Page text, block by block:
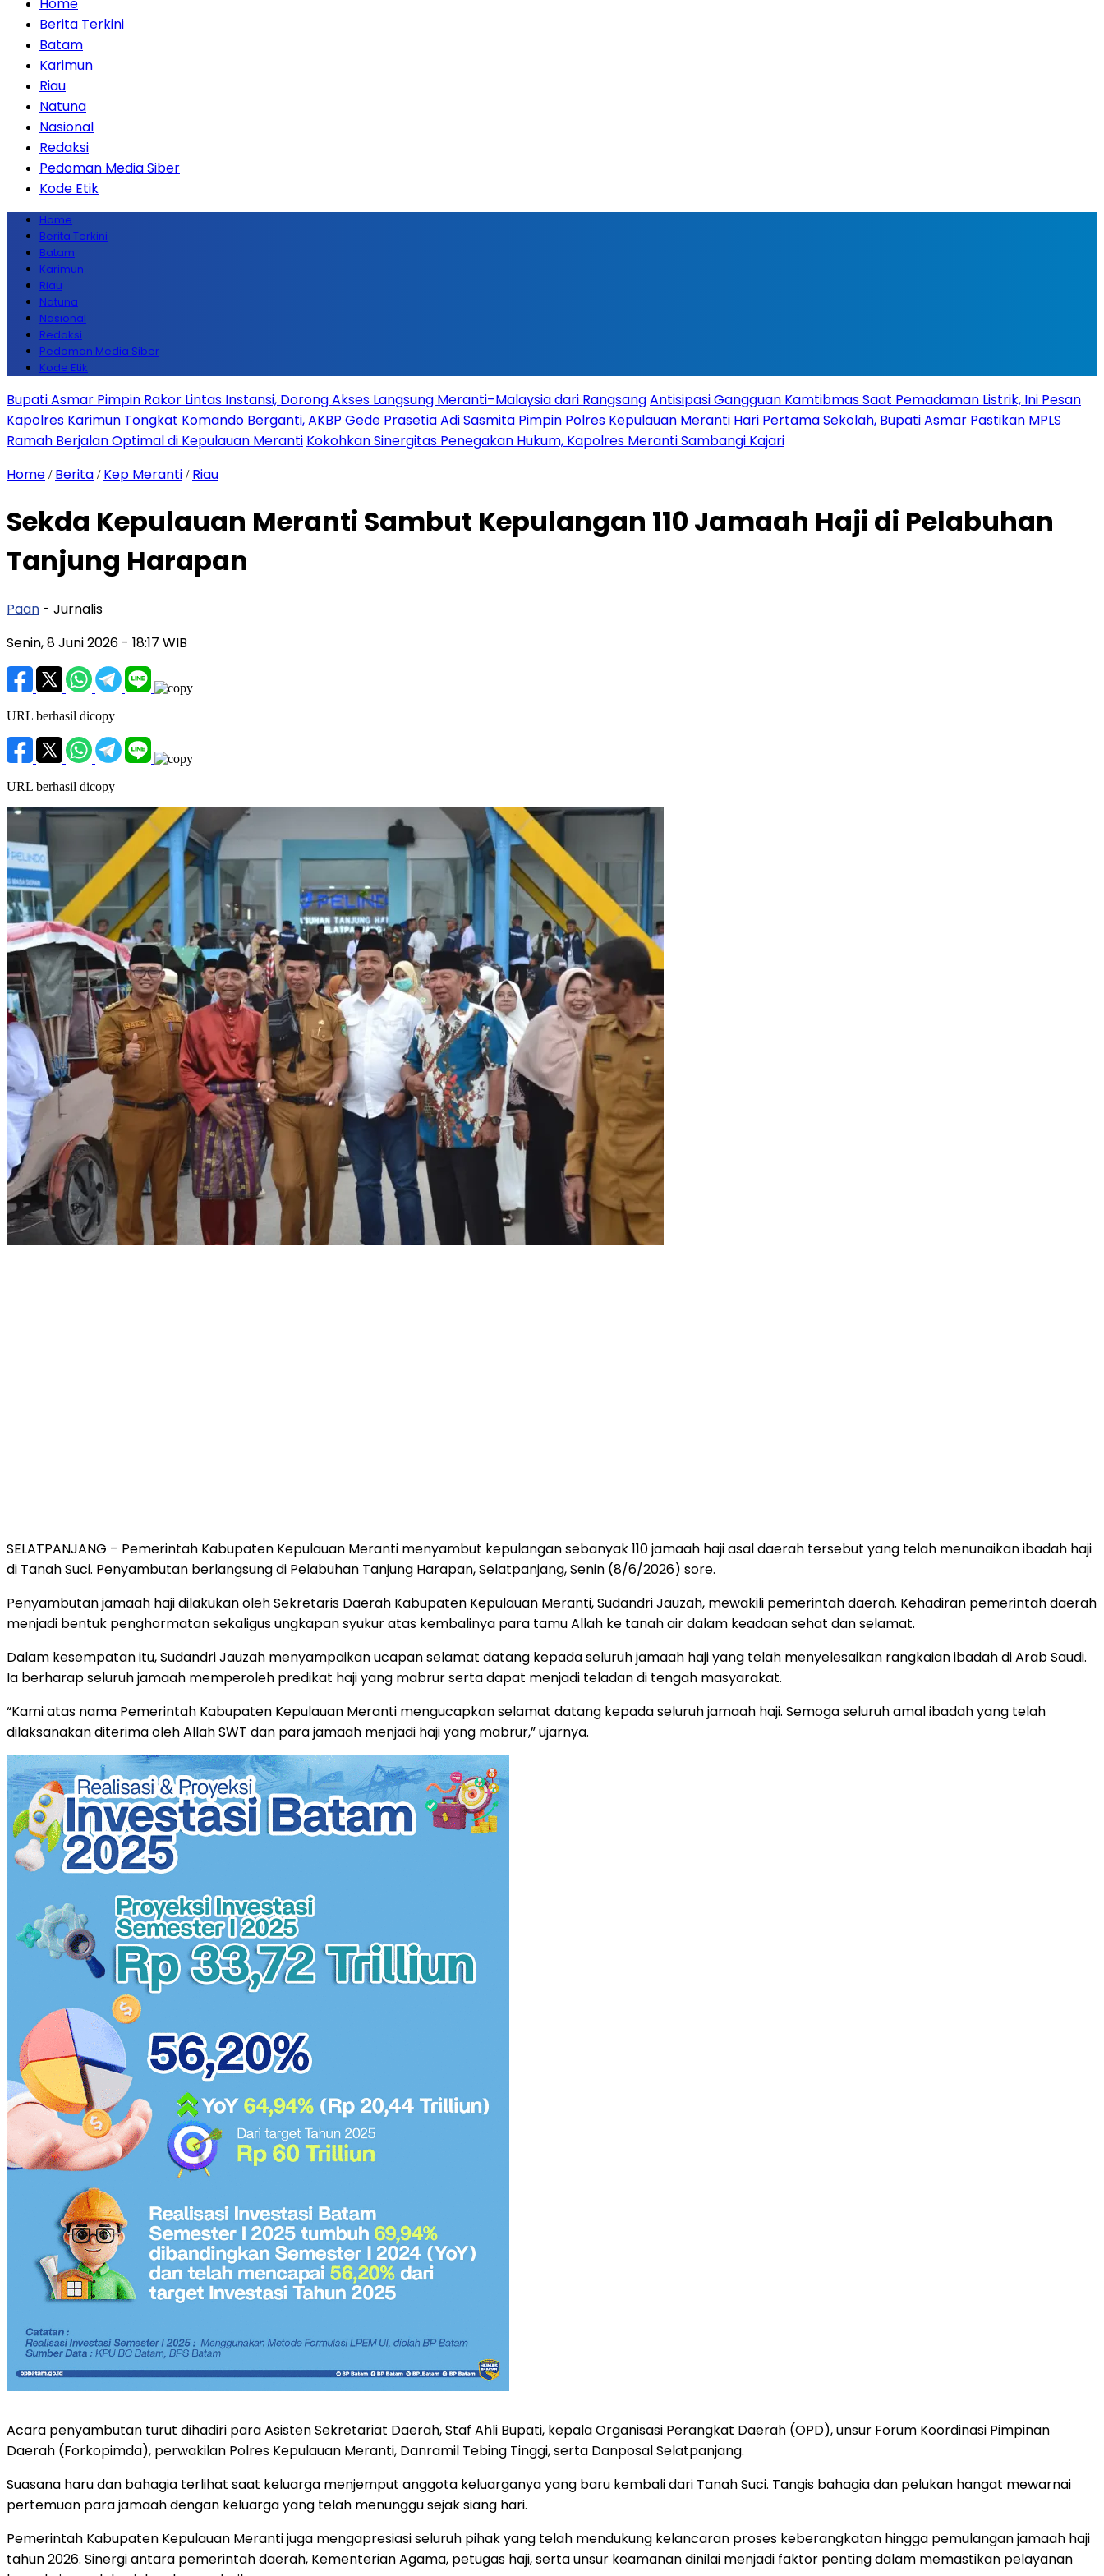
Berita Terkini
Batam
Karimun
Riau
Natuna
Nasional
Redaksi
Pedoman Media Siber
Kode Etik
Home
Berita Terkini
Batam
Karimun
Riau
Natuna
Nasional
Redaksi
Pedoman Media Siber
Kode Etik
Bupati Asmar Pimpin Rakor Lintas Instansi, Dorong Akses Langsung Meranti–Malaysia dari RangsangAntisipasi Gangguan Kamtibmas Saat Pemadaman Listrik, Ini Pesan
Kapolres Karimun Tongkat Komando Berganti, AKBP Gede Prasetia Adi Sasmita Pimpin Polres Kepulauan Meranti Hari Pertama Sekolah, Bupati Asmar Pastikan MPLS
Ramah Berjalan Optimal di Kepulauan Meranti Kokohkan Sinergitas Penegakan Hukum, Kapolres Meranti Sambangi Kajari
Home / Berita / Kep Meranti / Riau
Sekda Kepulauan Meranti Sambut Kepulangan 110 Jamaah Haji di Pelabuhan
Tanjung Harapan
Paan - Jurnalis
Senin, 8 Juni 2026 - 18:17 WIB
URL berhasil dicopy
URL berhasil dicopy
SELATPANJANG – Pemerintah Kabupaten Kepulauan Meranti menyambut kepulangan sebanyak 110 jamaah haji asal daerah tersebut yang telah menunaikan ibadah haji
di Tanah Suci. Penyambutan berlangsung di Pelabuhan Tanjung Harapan, Selatpanjang, Senin (8/6/2026) sore.
Penyambutan jamaah haji dilakukan oleh Sekretaris Daerah Kabupaten Kepulauan Meranti, Sudandri Jauzah, mewakili pemerintah daerah. Kehadiran pemerintah daerah
menjadi bentuk penghormatan sekaligus ungkapan syukur atas kembalinya para tamu Allah ke tanah air dalam keadaan sehat dan selamat.
Dalam kesempatan itu, Sudandri Jauzah menyampaikan ucapan selamat datang kepada seluruh jamaah haji yang telah menyelesaikan rangkaian ibadah di Arab Saudi.
Ia berharap seluruh jamaah memperoleh predikat haji yang mabrur serta dapat menjadi teladan di tengah masyarakat.
“Kami atas nama Pemerintah Kabupaten Kepulauan Meranti mengucapkan selamat datang kepada seluruh jamaah haji. Semoga seluruh amal ibadah yang telah
dilaksanakan diterima oleh Allah SWT dan para jamaah menjadi haji yang mabrur,” ujarnya.
Acara penyambutan turut dihadiri para Asisten Sekretariat Daerah, Staf Ahli Bupati, kepala Organisasi Perangkat Daerah (OPD), unsur Forum Koordinasi Pimpinan
Daerah (Forkopimda), perwakilan Polres Kepulauan Meranti, Danramil Tebing Tinggi, serta Danposal Selatpanjang.
Suasana haru dan bahagia terlihat saat keluarga menjemput anggota keluarganya yang baru kembali dari Tanah Suci. Tangis bahagia dan pelukan hangat mewarnai
pertemuan para jamaah dengan keluarga yang telah menunggu sejak siang hari.
Pemerintah Kabupaten Kepulauan Meranti juga mengapresiasi seluruh pihak yang telah mendukung kelancaran proses keberangkatan hingga pemulangan jamaah haji
tahun 2026. Sinergi antara pemerintah daerah, Kementerian Agama, petugas haji, serta unsur keamanan dinilai menjadi faktor penting dalam memastikan pelayanan